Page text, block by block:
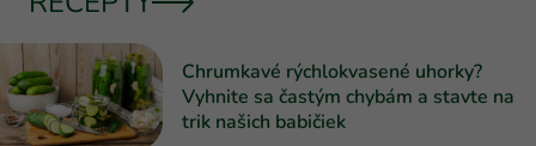
Chrumkavé rýchlokvasené uhorky?
Vyhnite sa častým chybám a stavte na
trik našich babičiek